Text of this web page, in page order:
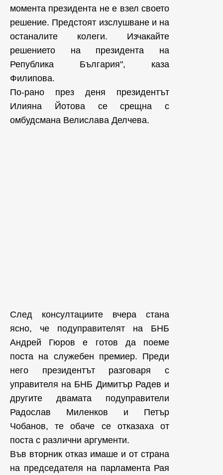
момента президента не е взел своето
решение. Предстоят изслушване и на
останалите колеги. Изчакайте
решението на президента на
Република България", каза
Филипова.
По-рано през деня президентът
Илияна Йотова се срещна с
омбудсмана Велислава Делчева.
След консултациите вчера стана
ясно, че подуправителят на БНБ
Андрей Гюров е готов да поеме
поста на служебен премиер. Преди
него президентът разговаря с
управителя на БНБ Димитър Радев и
другите двамата подуправители
Радослав Миленков и Петър
Чобанов, те обаче се отказаха от
поста с различни аргументи.
Във вторник отказ имаше и от страна
на председателя на парламента Рая